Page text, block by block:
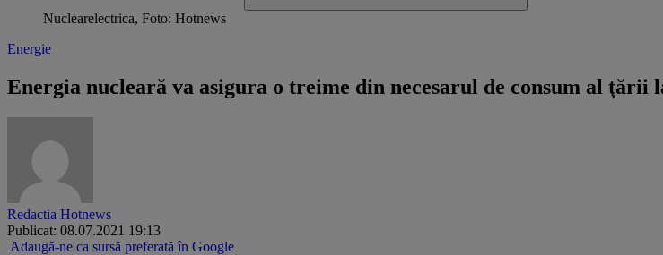
Nuclearelectrica, Foto: Hotnews
Energie
Energia nucleară va asigura o treime din necesarul de consum al ţării
Redactia Hotnews
Publicat: 08.07.2021 19:13
Adaugă-ne ca sursă preferată în Google